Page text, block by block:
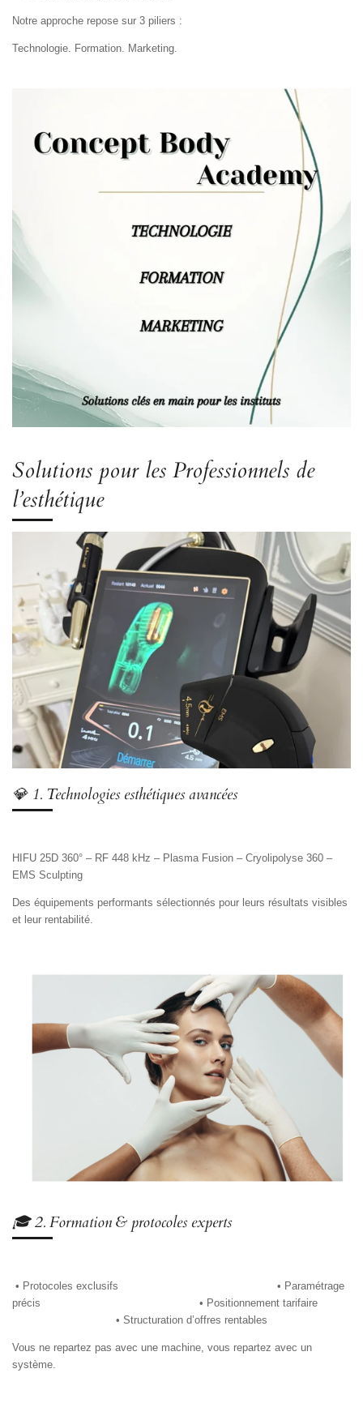
Notre approche repose sur 3 piliers :
Technologie. Formation. Marketing.
Solutions pour les Professionnels de
l’esthétique
💎 1. Technologies esthétiques avancées
HIFU 25D 360° – RF 448 kHz – Plasma Fusion – Cryolipolyse 360 –
EMS Sculpting
Des équipements performants sélectionnés pour leurs résultats visibles
et leur rentabilité.
🎓 2. Formation & protocoles experts
• Protocoles exclusifs • Paramétrage
précis • Positionnement tarifaire
• Structuration d’offres rentables
Vous ne repartez pas avec une machine, vous repartez avec un
système.